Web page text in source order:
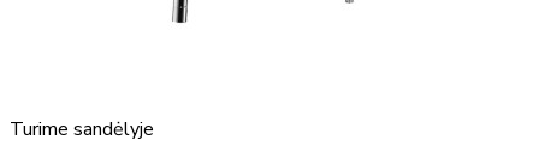
Turime sandėlyje